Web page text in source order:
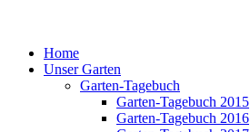
Home
Unser Garten
Garten-Tagebuch
Garten-Tagebuch 2015
Garten-Tagebuch 2016